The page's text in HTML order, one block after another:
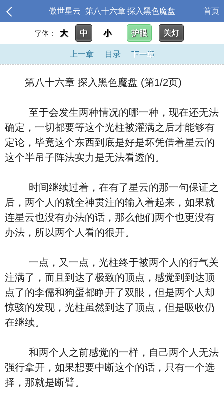
傲世星云_第八十六章 探入黑色魔盘 首页
字体： 大 中 小 护眼 关灯
上一章 目录 下一章
第八十六章 探入黑色魔盘 (第1/2页)
至于会发生两种情况的哪一种，现在还无法
确定，一切都要等这个光柱被灌满之后才能够有
定论，毕竟这个东西到底是好是坏凭借着星云的
这个半吊子阵法实力是无法看透的。
时间继续过着，在有了星云的那一句保证之
后，两个人的就全神贯注的输入着起来，如果就
连星云也没有办法的话，那么他们两个也更没有
办法，所以两个人看的很开。
一点，又一点，光柱终于被两个人的行气关
注满了，而且到达了极致的顶点，感觉到到达顶
点了的李儒和狗蛋都睁开了双眼，但是两个人却
惊骇的发现，光柱虽然到达了顶点，但是吸收仍
在继续。
和两个人之前感觉的一样，自己两个人无法
强行拿开，如果想要中断这个的话，只有一个选
择，那就是断臂。